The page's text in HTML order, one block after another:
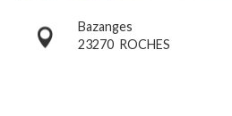
Bazanges
23270 ROCHES